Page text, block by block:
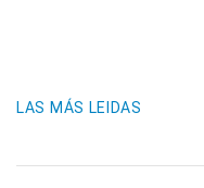
LAS MÁS LEIDAS